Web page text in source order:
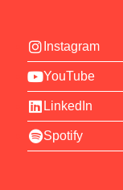
Instagram
YouTube
LinkedIn
Spotify